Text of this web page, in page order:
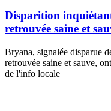
Disparition
retrouvée saine et
Bryana, signalée disparue
retrouvée saine et sauve,
de l'info locale